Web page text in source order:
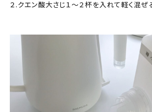
２.クエン酸大さじ１～２杯を入れて軽く混ぜ